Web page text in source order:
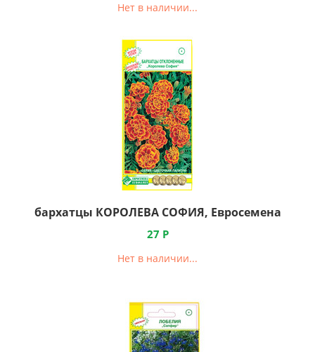
Нет в наличии...
бархатцы КОРОЛЕВА СОФИЯ, Евросемена
27 Р
Нет в наличии...